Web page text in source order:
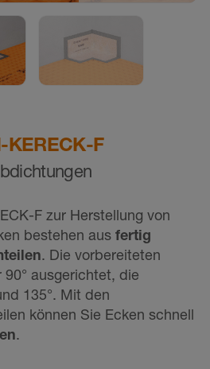
KERECK-F
F zur Herstellung von
bestehen aus fertig
. Die vorbereiteten
90° ausgerichtet, die
135°. Mit den
können Sie Ecken schnell
.